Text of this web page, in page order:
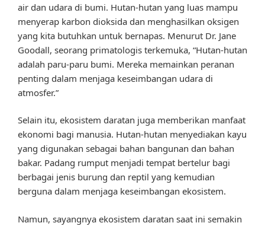
air dan udara di bumi. Hutan-hutan yang luas mampu
menyerap karbon dioksida dan menghasilkan oksigen
yang kita butuhkan untuk bernapas. Menurut Dr. Jane
Goodall, seorang primatologis terkemuka, “Hutan-hutan
adalah paru-paru bumi. Mereka memainkan peranan
penting dalam menjaga keseimbangan udara di
atmosfer.”
Selain itu, ekosistem daratan juga memberikan manfaat
ekonomi bagi manusia. Hutan-hutan menyediakan kayu
yang digunakan sebagai bahan bangunan dan bahan
bakar. Padang rumput menjadi tempat bertelur bagi
berbagai jenis burung dan reptil yang kemudian
berguna dalam menjaga keseimbangan ekosistem.
Namun, sayangnya ekosistem daratan saat ini semakin